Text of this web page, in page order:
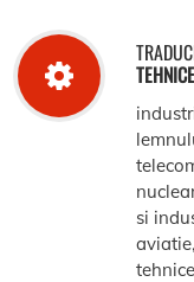
TEHNICE
si